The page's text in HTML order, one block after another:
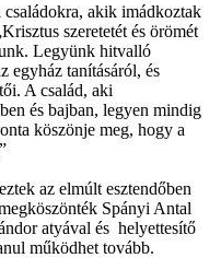
családokra, akik imádkoztak
szeretetét és örömét
Legyünk hitvalló
egyház tanításáról, és
A család, aki
és bajban, legyen mindig
köszönje meg, hogy a
az elmúlt esztendőben
Spányi Antal
atyával és helyettesítő
működhet tovább.